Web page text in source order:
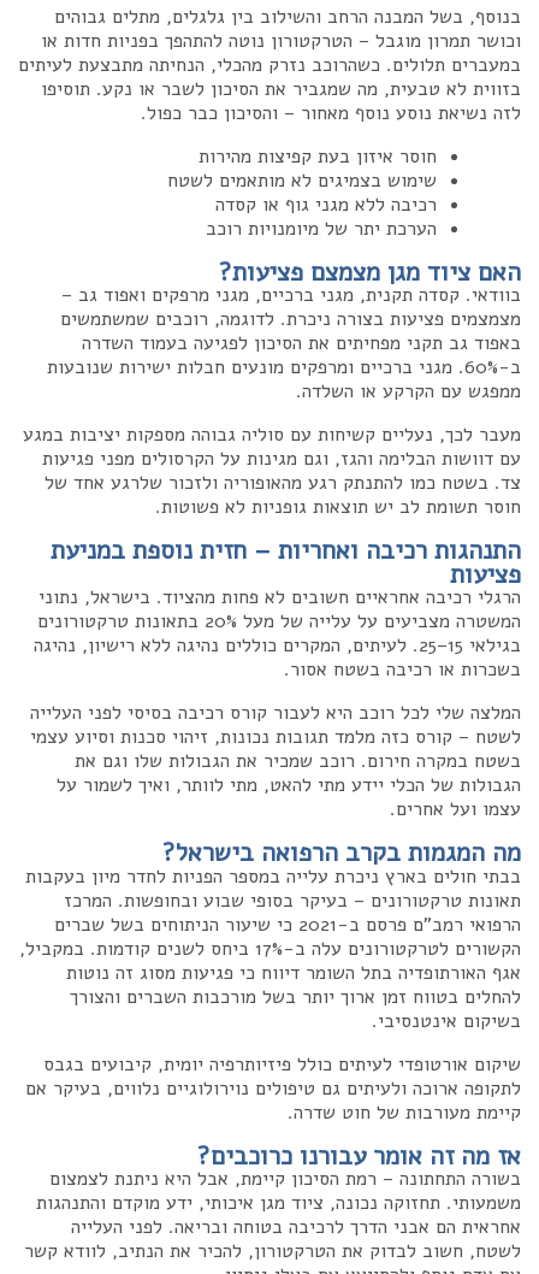
בנוסף, בשל המבנה הרחב והשילוב בין גלגלים, מתלים גבוהים
וכושר תמרון מוגבל – הטרקטורון נוטה להתהפך בפניות חדות או
במעברים תלולים. כשהרוכב נזרק מהכלי, הנחיתה מתבצעת לעיתים
בזווית לא טבעית, מה שמגביר את הסיכון לשבר או נקע. תוסיפו
לזה נשיאת נוסע נוסף מאחור – והסיכון כבר כפול.
חוסר איזון בעת קפיצות מהירות
שימוש בצמיגים לא מותאמים לשטח
רכיבה ללא מגני גוף או קסדה
הערכת יתר של מיומנויות רוכב
האם ציוד מגן מצמצם פציעות?
בוודאי. קסדה תקנית, מגני ברכיים, מגני מרפקים ואפוד גב –
מצמצמים פציעות בצורה ניכרת. לדוגמה, רוכבים שמשתמשים
באפוד גב תקני מפחיתים את הסיכון לפגיעה בעמוד השדרה
ב-60%. מגני ברכיים ומרפקים מונעים חבלות ישירות שנובעות
ממפגש עם הקרקע או השלדה.
מעבר לכך, נעליים קשיחות עם סוליה גבוהה מספקות יציבות במגע
עם דוושות הבלימה והגז, וגם מגינות על הקרסולים מפני פגיעות
צד. בשטח כמו להתנתק רגע מהאופוריה ולזכור שלרגע אחד של
חוסר תשומת לב יש תוצאות גופניות לא פשוטות.
התנהגות רכיבה ואחריות – חזית נוספת במניעת
פציעות
הרגלי רכיבה אחראיים חשובים לא פחות מהציוד. בישראל, נתוני
המשטרה מצביעים על עלייה של מעל 20% בתאונות טרקטורונים
בגילאי 15–25. לעיתים, המקרים כוללים נהיגה ללא רישיון, נהיגה
בשכרות או רכיבה בשטח אסור.
המלצה שלי לכל רוכב היא לעבור קורס רכיבה בסיסי לפני העלייה
לשטח – קורס כזה מלמד תגובות נכונות, זיהוי סכנות וסיוע עצמי
בשטח במקרה חירום. רוכב שמכיר את הגבולות שלו וגם את
הגבולות של הכלי יידע מתי להאט, מתי לוותר, ואיך לשמור על
עצמו ועל אחרים.
מה המגמות בקרב הרפואה בישראל?
בבתי חולים בארץ ניכרת עלייה במספר הפניות לחדר מיון בעקבות
תאונות טרקטורונים – בעיקר בסופי שבוע ובחופשות. המרכז
הרפואי רמב"ם פרסם ב-2021 כי שיעור הניתוחים בשל שברים
הקשורים לטרקטורונים עלה ב-17% ביחס לשנים קודמות. במקביל,
אגף האורתופדיה בתל השומר דיווח כי פגיעות מסוג זה נוטות
להחלים בטווח זמן ארוך יותר בשל מורכבות השברים והצורך
בשיקום אינטנסיבי.
שיקום אורטופדי לעיתים כולל פיזיותרפיה יומית, קיבועים בגבס
לתקופה ארוכה ולעיתים גם טיפולים נוירולוגיים נלווים, בעיקר אם
קיימת מעורבות של חוט שדרה.
אז מה זה אומר עבורנו כרוכבים?
בשורה התחתונה – רמת הסיכון קיימת, אבל היא ניתנת לצמצום
משמעותי. תחזוקה נכונה, ציוד מגן איכותי, ידע מוקדם והתנהגות
אחראית הם אבני הדרך לרכיבה בטוחה ובריאה. לפני העלייה
לשטח, חשוב לבדוק את הטרקטורון, להכיר את הנתיב, לוודא קשר